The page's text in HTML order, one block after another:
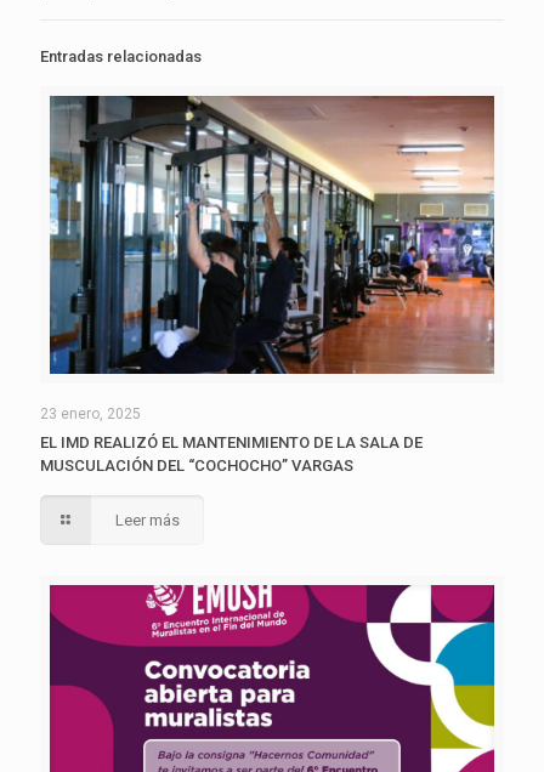
Entradas relacionadas
23 enero, 2025
EL IMD REALIZÓ EL MANTENIMIENTO DE LA SALA DE
MUSCULACIÓN DEL “COCHOCHO” VARGAS
Leer más